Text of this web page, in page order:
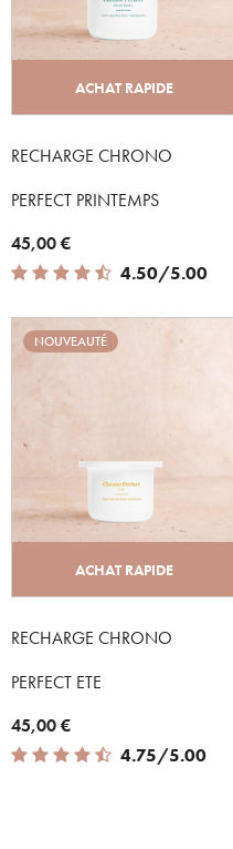
ACHAT RAPIDE
RECHARGE CHRONO
PERFECT PRINTEMPS
45,00 €
4.50 out of 5 Customer Rating
4.50/5.00
NOUVEAUTÉ
ACHAT RAPIDE
RECHARGE CHRONO
PERFECT ETE
45,00 €
4.75 out of 5 Customer Rating
4.75/5.00